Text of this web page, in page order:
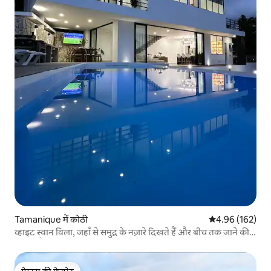
Tamanique में कोठी औसत रेटिंग 5 में से
4.96 (162)
व्हाइट स्वान विला, जहाँ से समुद्र के नज़ारे दिखते हैं और बीच तक जाने की